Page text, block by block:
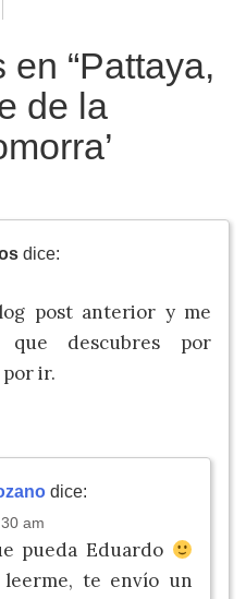
en “Pattaya,
de la
dice:
post anterior y me
que descubres por
ir.
dice:
am
pueda Eduardo
te envío un